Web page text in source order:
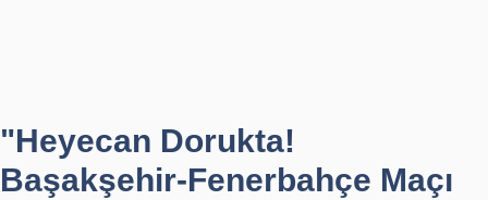
"Heyecan Dorukta!
Başakşehir-Fenerbahçe Maçı